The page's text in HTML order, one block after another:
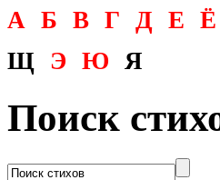
А Б В Г Д Е Ё
Щ
Э Ю Я
Поиск